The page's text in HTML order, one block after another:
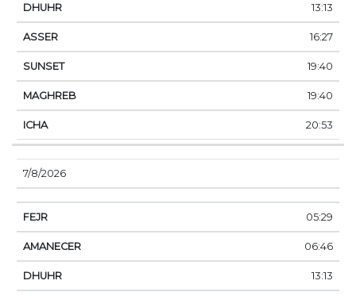
13:13
16:27
19:40
19:40
20:53
7/8/2026
05:29
06:46
13:13